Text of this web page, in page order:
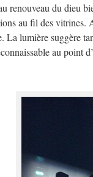
renouveau du dieu
au fil des vitrines.
La lumière suggère
au point